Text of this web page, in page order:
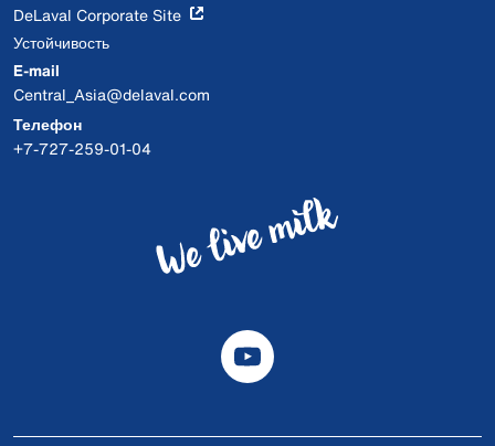
DeLaval Corporate Site
Устойчивость
E-mail
Central_Asia@delaval.com
Телефон
+7-727-259-01-04